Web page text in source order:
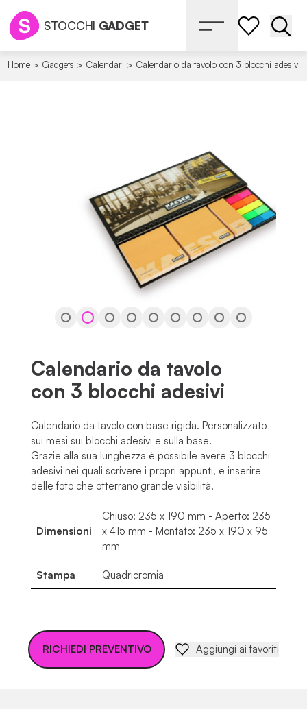
STOCCHI GADGET
Home> Gadgets > Calendari > Calendario da tavolo con 3 blocchi adesivi
Calendario da tavolo
con 3 blocchi adesivi
Calendario da tavolo con base rigida. Personalizzato
sui mesi sui blocchi adesivi e sulla base.
Grazie alla sua lunghezza è possibile avere 3 blocchi
adesivi nei quali scrivere i propri appunti, e inserire
delle foto che otterrano grande visibilità.
Dimensioni
Chiuso: 235 x 190 mm - Aperto: 235
x 415 mm - Montato: 235 x 190 x 95
mm
Stampa Quadricromia
RICHIEDI PREVENTIVO Aggiungi ai favoriti